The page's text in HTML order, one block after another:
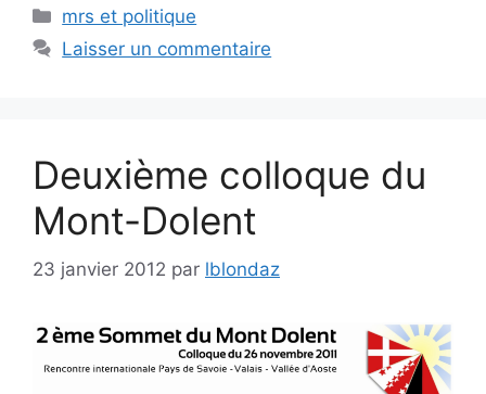
Catégories
mrs et politique
Laisser un commentaire
Deuxième colloque du
Mont-Dolent
23 janvier 2012 par lblondaz